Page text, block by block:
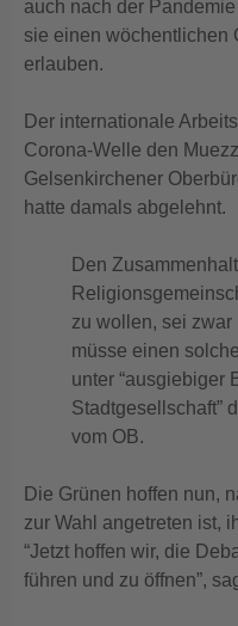
auch nach der
sie einen wöchentlichen
erlauben.
Der internationale
Corona-Welle den
Gelsenkirchener
hatte damals abgelehnt.
Den
zu wollen, sei
müsse einen
unter “ausgiebiger
Stadtgesellschaft”
vom OB.
Die Grünen hoffen nun,
zur Wahl angetreten ist,
“Jetzt hoffen wir, die
führen und zu öffnen”,